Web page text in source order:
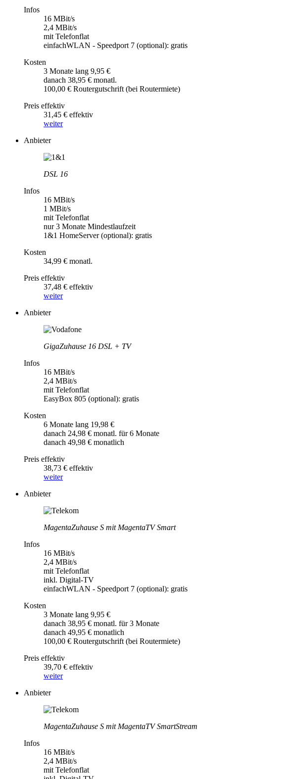
Infos
16 MBit/s
2,4 MBit/s
mit Telefonflat
einfachWLAN - Speedport 7 (optional): gratis
Kosten
3 Monate lang 9,95 €
danach 38,95 € monatl.
100,00 € Routergutschrift (bei Routermiete)
Preis effektiv
31,45 € effektiv
weiter
Anbieter
DSL 16
Infos
16 MBit/s
1 MBit/s
mit Telefonflat
nur 3 Monate Mindestlaufzeit
1&1 HomeServer (optional): gratis
Kosten
34,99 € monatl.
Preis effektiv
37,48 € effektiv
weiter
Anbieter
GigaZuhause 16 DSL + TV
Infos
16 MBit/s
2,4 MBit/s
mit Telefonflat
EasyBox 805 (optional): gratis
Kosten
6 Monate lang 19,98 €
danach 24,98 € monatl. für 6 Monate
danach 49,98 € monatlich
Preis effektiv
38,73 € effektiv
weiter
Anbieter
MagentaZuhause S mit MagentaTV Smart
Infos
16 MBit/s
2,4 MBit/s
mit Telefonflat
inkl. Digital-TV
einfachWLAN - Speedport 7 (optional): gratis
Kosten
3 Monate lang 9,95 €
danach 38,95 € monatl. für 3 Monate
danach 49,95 € monatlich
100,00 € Routergutschrift (bei Routermiete)
Preis effektiv
39,70 € effektiv
weiter
Anbieter
MagentaZuhause S mit MagentaTV SmartStream
Infos
16 MBit/s
2,4 MBit/s
mit Telefonflat